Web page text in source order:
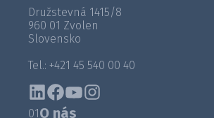
Družstevná 1415/8
960 01 Zvolen
Slovensko
Tel.: +421 45 540 00 40
01O nás